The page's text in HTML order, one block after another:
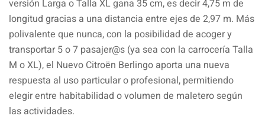
versión Larga o Talla XL gana 35 cm, es decir 4,75 m de
longitud gracias a una distancia entre ejes de 2,97 m. Más
polivalente que nunca, con la posibilidad de acoger y
transportar 5 o 7 pasajer@s (ya sea con la carrocería Talla
M o XL), el Nuevo Citroën Berlingo aporta una nueva
respuesta al uso particular o profesional, permitiendo
elegir entre habitabilidad o volumen de maletero según
las actividades.